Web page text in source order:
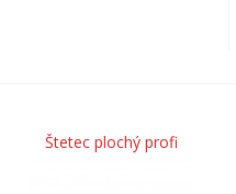
Štetec plochý profi